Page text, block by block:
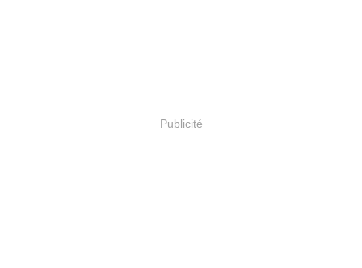
Publicité